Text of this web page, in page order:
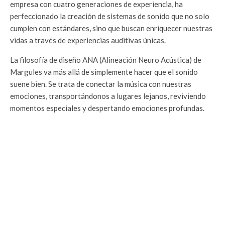
empresa con cuatro generaciones de experiencia, ha
perfeccionado la creación de sistemas de sonido que no solo
cumplen con estándares, sino que buscan enriquecer nuestras
vidas a través de experiencias auditivas únicas.
La filosofía de diseño ANA (Alineación Neuro Acústica) de
Margules va más allá de simplemente hacer que el sonido
suene bien. Se trata de conectar la música con nuestras
emociones, transportándonos a lugares lejanos, reviviendo
momentos especiales y despertando emociones profundas.